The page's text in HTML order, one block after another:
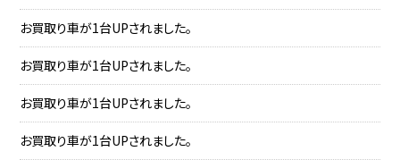
お買取り車が1台UPされました。
お買取り車が1台UPされました。
お買取り車が1台UPされました。
お買取り車が1台UPされました。